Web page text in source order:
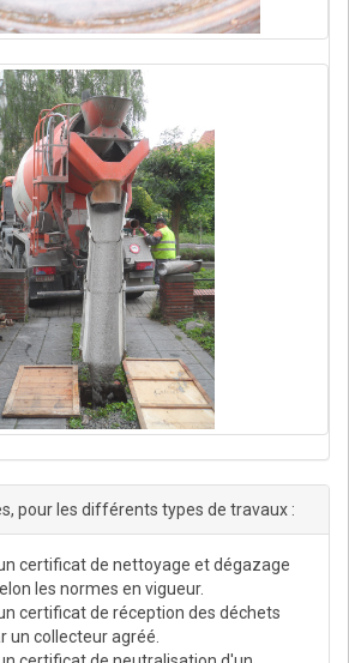
pour les différents types de travaux :
certificat de nettoyage et dégazage
les normes en vigueur.
certificat de réception des déchets
un collecteur agréé.